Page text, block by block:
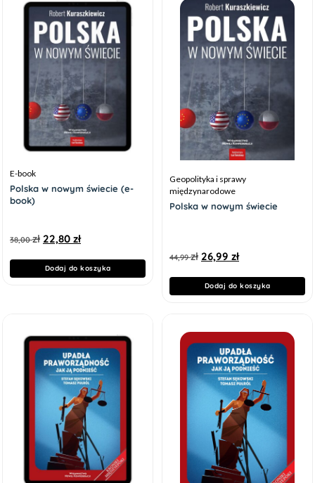
E-book
Polska w nowym świecie (e-
book)
38,00zł 22,80 zł
Dodaj do koszyka
Geopolityka i sprawy
międzynarodowe
Polska w nowym świecie
44,99zł 26,99 zł
Dodaj do koszyka